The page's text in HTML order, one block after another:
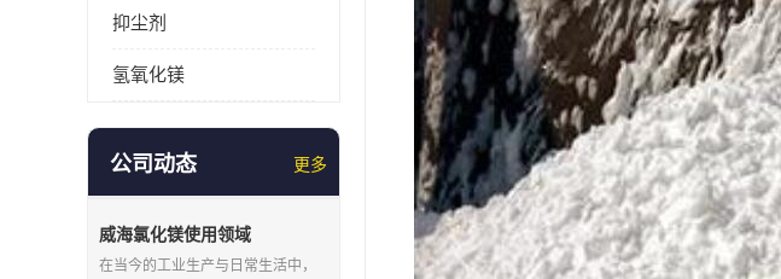
抑尘剂
氢氧化镁
公司动态 更多
威海氯化镁使用领域
在当今的工业生产与日常生活中，